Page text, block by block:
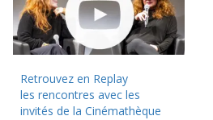
Retrouvez en Replay
les rencontres avec les
invités de la Cinémathèque